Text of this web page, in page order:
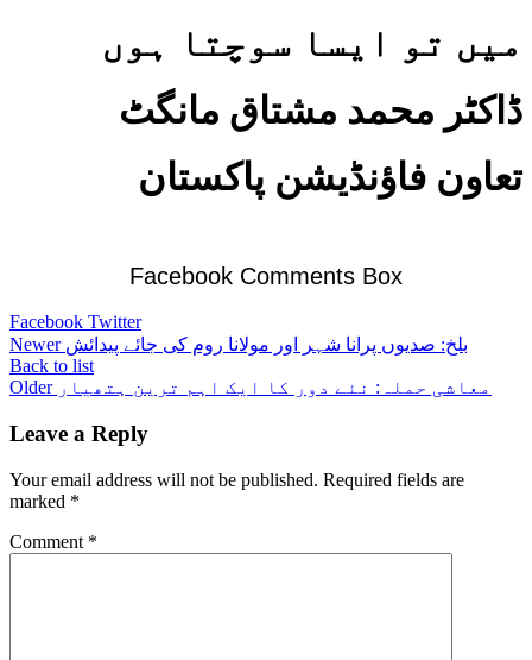
میں تو ایسا سوچتا ہوں
ڈاکٹر محمد مشتاق مانگٹ
تعاون فاؤنڈیشن پاکستان
Facebook Comments Box
Facebook Twitter
Newer بلخ: صدیوں پرانا شہر اور مولانا روم کی جائے پیدائش
Back to list
Older معاشی حملہ: نئے دور کا ایک اہم ترین ہتھیار
Leave a Reply
Your email address will not be published. Required fields are
marked *
Comment *